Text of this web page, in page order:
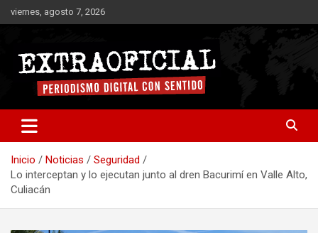
Saltar
al
viernes, agosto 7, 2026
Extraoficial
Inicio Noticias
Seguridad
Lo interceptan y lo ejecutan junto al dren Bacurimí en Valle Alto,
Culiacán